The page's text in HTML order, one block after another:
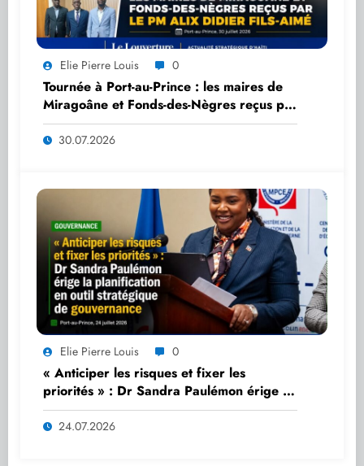
Elie Pierre Louis 0
Tournée à Port-au-Prince : les maires de
Miragoâne et Fonds-des-Nègres reçus par
le PM Alix Didier Fils-Aimé
30.07.2026
Elie Pierre Louis 0
« Anticiper les risques et fixer les
priorités » : Dr Sandra Paulémon érige la
planification en outil stratégique de
gouvernance
24.07.2026